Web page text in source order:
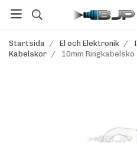
Startsida / El och Elektronik /
Kabelskor / 10mm